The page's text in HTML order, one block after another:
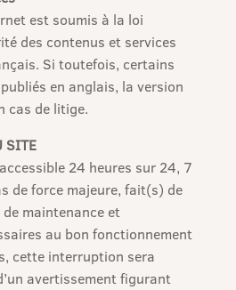
est soumis à la loi
des contenus et services
Si toutefois, certains
en anglais, la version
cas de litige.
SITE
24 heures sur 24, 7
de force majeure, fait(s) de
maintenance et
au bon fonctionnement
cette interruption sera
avertissement figurant